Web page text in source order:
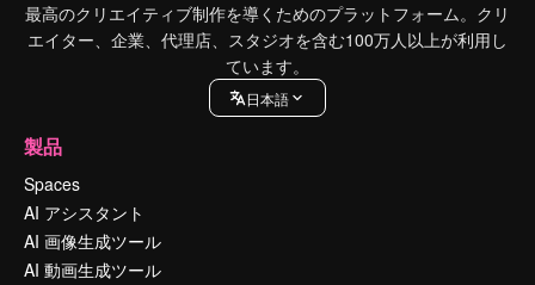
最高のクリエイティブ制作を導くためのプラットフォーム。クリ
エイター、企業、代理店、スタジオを含む100万人以上が利用し
ています。
日本語
製品
Spaces
AI アシスタント
AI 画像生成ツール
AI 動画生成ツール